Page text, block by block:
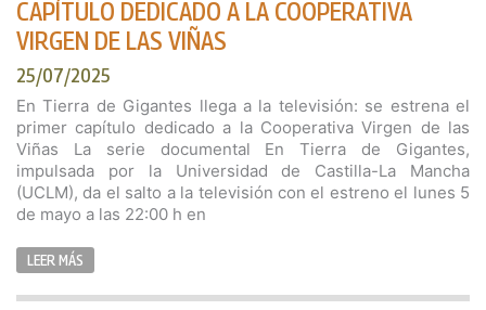
CAPÍTULO DEDICADO A LA COOPERATIVA
VIRGEN DE LAS VIÑAS
25/07/2025
En Tierra de Gigantes llega a la televisión: se estrena el
primer capítulo dedicado a la Cooperativa Virgen de las
Viñas La serie documental En Tierra de Gigantes,
impulsada por la Universidad de Castilla-La Mancha
(UCLM), da el salto a la televisión con el estreno el lunes 5
de mayo a las 22:00 h en
LEER MÁS